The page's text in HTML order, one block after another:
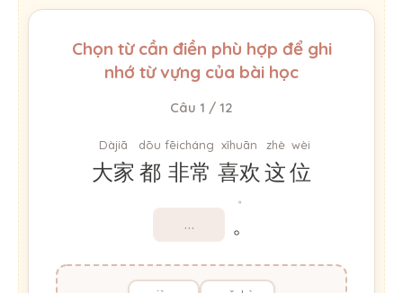
Chọn từ cần điền phù hợp để ghi
nhớ từ vựng của bài học
Câu 1 / 12
Dàjiā
大家
dōu
都
fēicháng
非常
xǐhuān
喜欢
zhè
这
wèi
位
。
。